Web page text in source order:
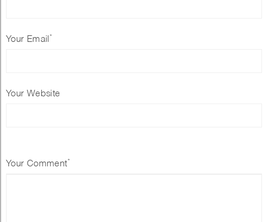
Your Email*
Your Website
Your Comment*